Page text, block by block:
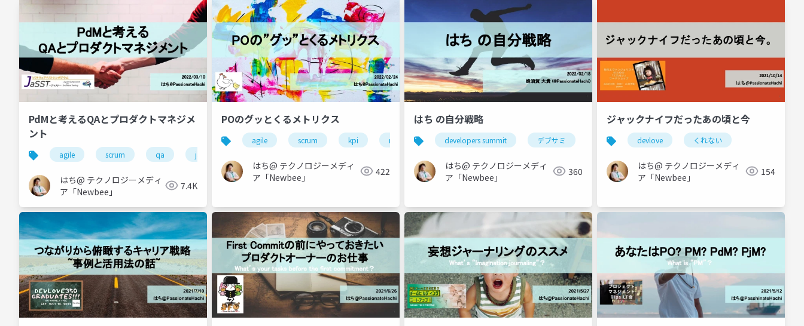
PdMと考えるQAとプロダクトマネジメ
ント
agile scrum qa jasst tokyo
はち@ テクノロジーメディ
ア「Newbee」
7.4K
POのグッとくるメトリクス
agile scrum kpi metrics product manageer アジャイルひよこ倶楽部
はち@ テクノロジーメディ
ア「Newbee」
422
はち の自分戦略
developers summit デブサミ 成長戦略 キャリア戦略
はち@ テクノロジーメディ
ア「Newbee」
360
ジャックナイフだったあの頃と今
devlove くれない
はち@ テクノロジーメディ
ア「Newbee」
154